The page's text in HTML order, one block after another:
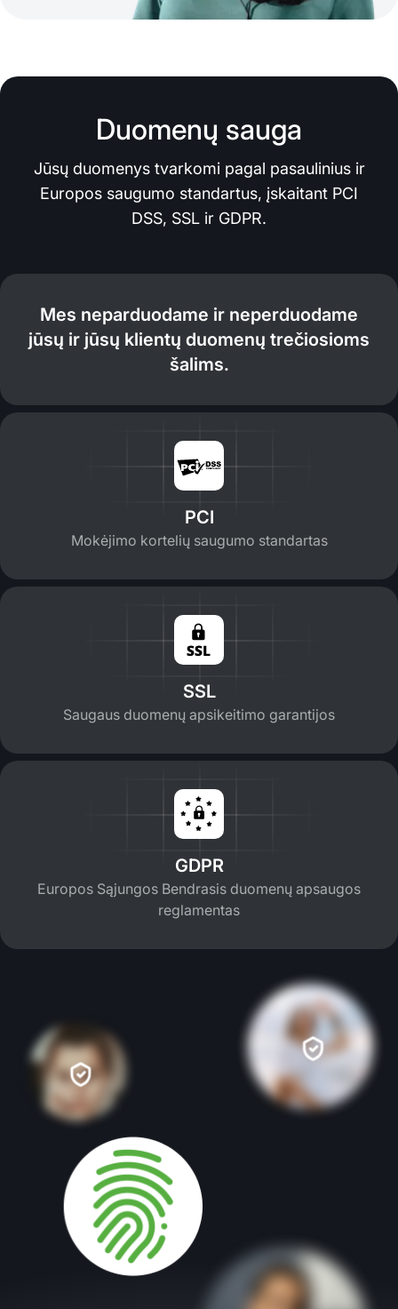
Duomenų sauga
Jūsų duomenys tvarkomi pagal pasaulinius ir
Europos saugumo standartus, įskaitant PCI
DSS, SSL ir GDPR.
Mes neparduodame ir neperduodame
jūsų ir jūsų klientų duomenų trečiosioms
šalims.
PCI
Mokėjimo kortelių saugumo standartas
SSL
Saugaus duomenų apsikeitimo garantijos
GDPR
Europos Sąjungos Bendrasis duomenų apsaugos
reglamentas